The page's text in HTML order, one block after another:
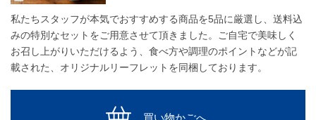
私たちスタッフが本気でおすすめする商品を5品に厳選し、送料込
みの特別なセットをご用意させて頂きました。ご自宅で美味しく
お召し上がりいただけるよう、食べ方や調理のポイントなどが記
載された、オリジナルリーフレットを同梱しております。
買い物かごへ